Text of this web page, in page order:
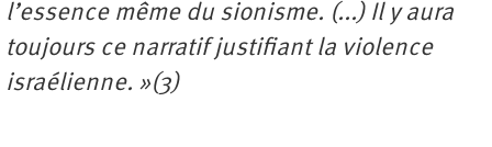
l’essence même du sionisme. (...) Il y aura
toujours ce narratif justifiant la violence
israélienne. »(3)